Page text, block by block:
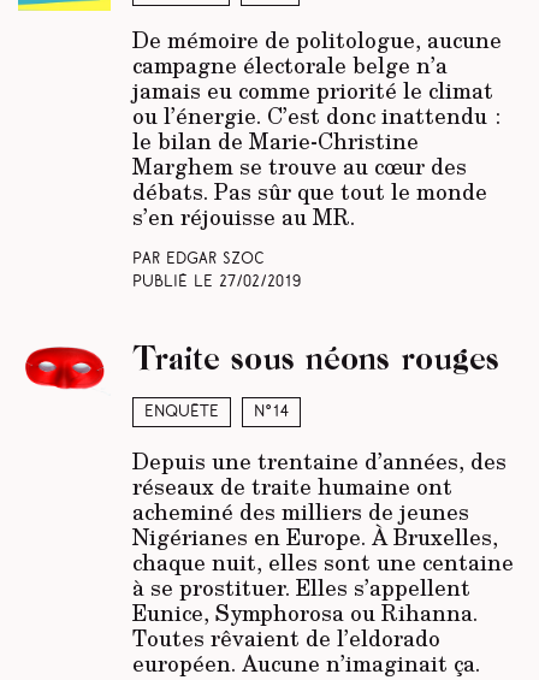
De mémoire de politologue, aucune
campagne électorale belge n’a
jamais eu comme priorité le climat
ou l’énergie. C’est donc inattendu :
le bilan de Marie-Christine
Marghem se trouve au cœur des
débats. Pas sûr que tout le monde
s’en réjouisse au MR.
Par Edgar Szoc
Publié le 27/02/2019
Enquête N°14
Traite sous néons rouges
Depuis une trentaine d’années, des
réseaux de traite humaine ont
acheminé des milliers de jeunes
Nigérianes en Europe. À Bruxelles,
chaque nuit, elles sont une centaine
à se prostituer. Elles s’appellent
Eunice, Symphorosa ou Rihanna.
Toutes rêvaient de l’eldorado
européen. Aucune n’imaginait ça.